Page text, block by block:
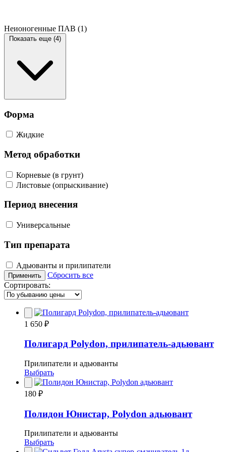
Неионогенные ПАВ (1)
Показать еще (4)
Форма
Жидкие
Метод обработки
Корневые (в грунт)
Листовые (опрыскивание)
Период внесения
Универсальные
Тип препарата
Адьюванты и прилипатели
Применить
Сбросить все
Сортировать:
1 650 ₽
Полигард Polydon, прилипатель-адьювант
Прилипатели и адьюванты
Выбрать
180 ₽
Полидон Юнистар, Polydon адьювант
Прилипатели и адьюванты
Выбрать